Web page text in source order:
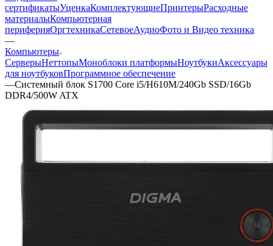
сертификатыУценкаКомплектующиеПринтерыРасходные
материалыКомпьютерная
периферияОргтехникаСетевоеАудиоФото и Видео техника
—
Компьютеры
СерверыНеттопыМоноблоки платформыНоутбукиАксессуары
для ноутбуковПрограммное обеспечение
—Cистемный блок S1700 Core i5/H610M/240Gb SSD/16Gb
DDR4/500W ATX